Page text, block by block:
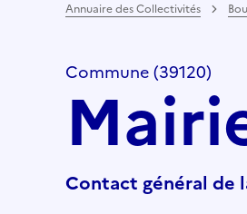
Annuaire des Collectivités
Commune (39120)
Contact général de